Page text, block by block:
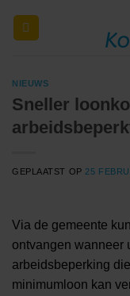
naar
NIEUWS
Sneller
GEPLAATST OP 25
Via de gemeente
ontvangen wanneer
arbeidsbeperking
minimumloon kan